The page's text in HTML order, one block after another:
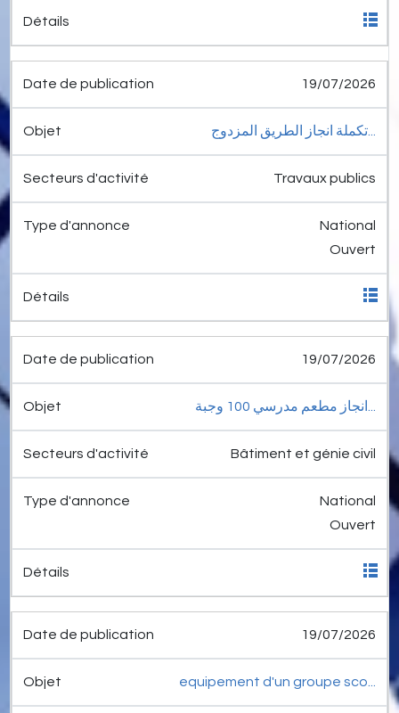
19/07/2026
تكملة انجاز الطريق المزدوج...
Travaux publics
National
Ouvert
19/07/2026
انجاز مطعم مدرسي 100 وجبة...
Bâtiment et génie civil
National
Ouvert
19/07/2026
equipement d'un groupe sco...